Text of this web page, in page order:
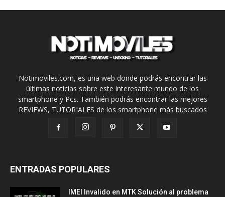
Notimoviles.com, es una web donde podrás encontrar las
últimas noticias sobre este interesante mundo de los
smartphone y Pcs. También podrás encontrar las mejores
REVIEWS, TUTORIALES de los smartphone más buscados
ENTRADAS POPULARES
IMEI Invalido en MTK Solución al problema